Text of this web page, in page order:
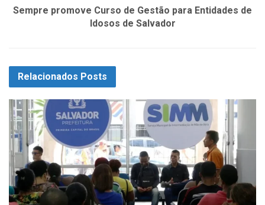
Sempre promove Curso de Gestão para Entidades de
Idosos de Salvador
Relacionados Posts